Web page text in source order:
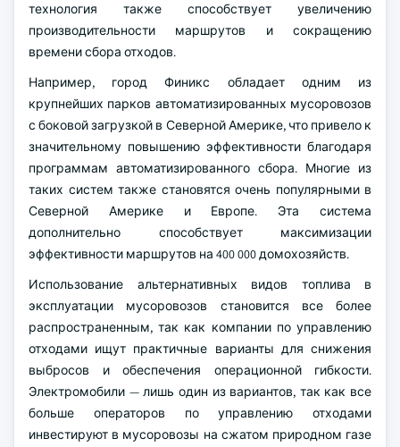
технология также способствует увеличению
производительности маршрутов и сокращению
времени сбора отходов.
Например, город Финикс обладает одним из
крупнейших парков автоматизированных мусоровозов
с боковой загрузкой в Северной Америке, что привело к
значительному повышению эффективности благодаря
программам автоматизированного сбора. Многие из
таких систем также становятся очень популярными в
Северной Америке и Европе. Эта система
дополнительно способствует максимизации
эффективности маршрутов на 400 000 домохозяйств.
Использование альтернативных видов топлива в
эксплуатации мусоровозов становится все более
распространенным, так как компании по управлению
отходами ищут практичные варианты для снижения
выбросов и обеспечения операционной гибкости.
Электромобили — лишь один из вариантов, так как все
больше операторов по управлению отходами
инвестируют в мусоровозы на сжатом природном газе